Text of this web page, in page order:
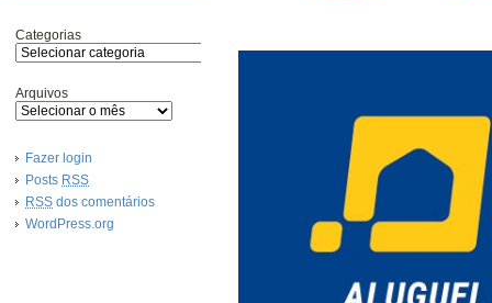
Categorias
Arquivos
Fazer login
Posts RSS
RSS dos comentários
WordPress.org